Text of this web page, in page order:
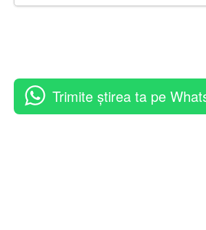
Trimite știrea ta pe